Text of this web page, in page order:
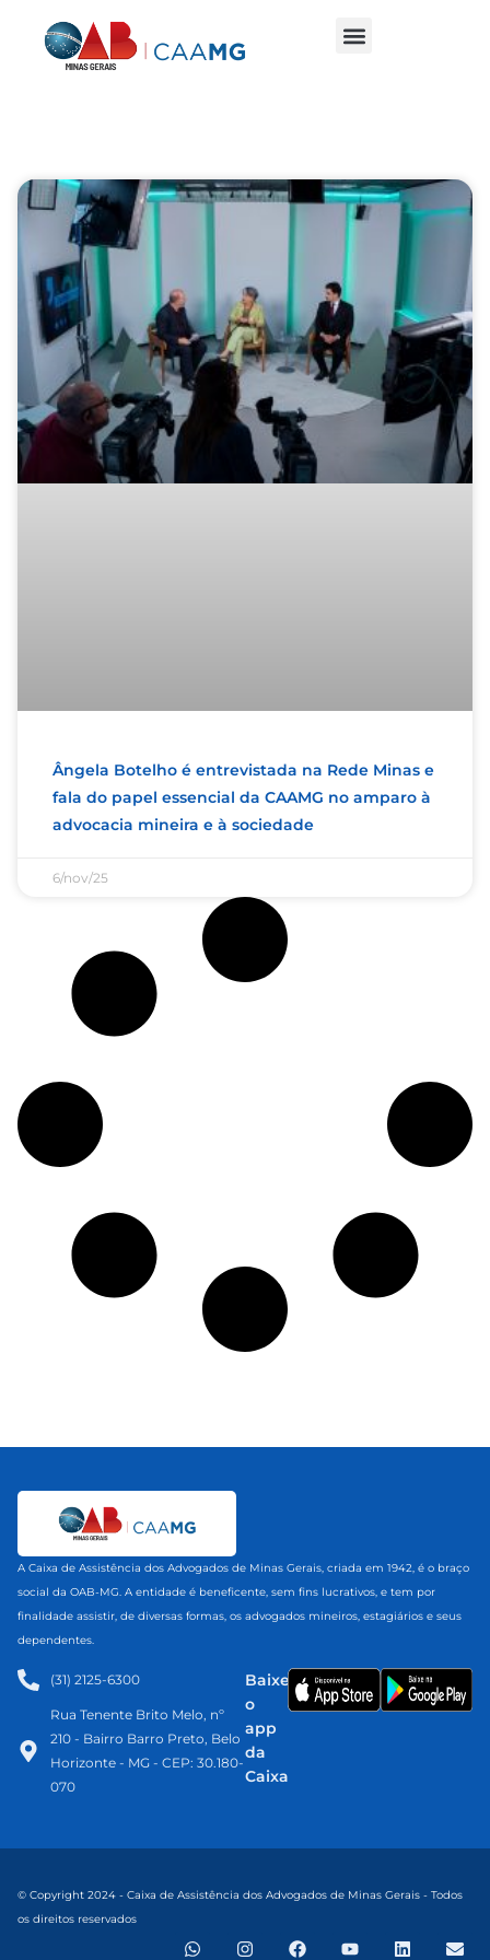
Ângela Botelho é entrevistada na Rede Minas e
fala do papel essencial da CAAMG no amparo à
advocacia mineira e à sociedade
6/nov/25
A Caixa de Assistência dos Advogados de Minas Gerais, criada em 1942, é o braço
social da OAB-MG. A entidade é beneficente, sem fins lucrativos, e tem por
finalidade assistir, de diversas formas, os advogados mineiros, estagiários e seus
dependentes.
(31) 2125-6300​
Rua Tenente Brito Melo, nº
210 - Bairro Barro Preto, Belo
Horizonte - MG - CEP: 30.180-
070
Baixe
o
app
da
Caixa
© Copyright 2024 - Caixa de Assistência dos Advogados de Minas Gerais - Todos
os direitos reservados